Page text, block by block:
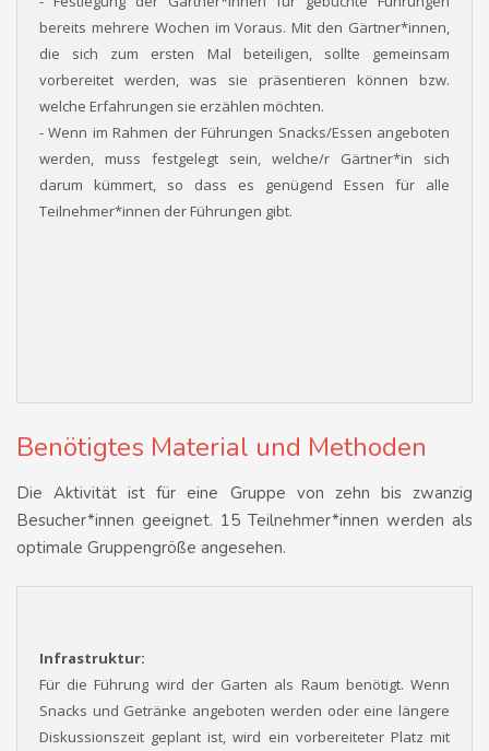
bereits mehrere Wochen im Voraus. Mit den Gärtner*innen,
die sich zum ersten Mal beteiligen, sollte gemeinsam
vorbereitet werden, was sie präsentieren können bzw.
welche Erfahrungen sie erzählen möchten.
- Wenn im Rahmen der Führungen Snacks/Essen angeboten
werden, muss festgelegt sein, welche/r Gärtner*in sich
darum kümmert, so dass es genügend Essen für alle
Teilnehmer*innen der Führungen gibt.
Benötigtes Material und Methoden
Die Aktivität ist für eine Gruppe von zehn bis zwanzig
Besucher*innen geeignet. 15 Teilnehmer*innen werden als
optimale Gruppengröße angesehen.
Infrastruktur:
Für die Führung wird der Garten als Raum benötigt. Wenn
Snacks und Getränke angeboten werden oder eine längere
Diskussionszeit geplant ist, wird ein vorbereiteter Platz mit